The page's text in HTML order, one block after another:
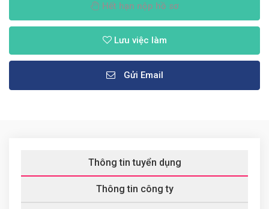
Hết hạn nộp hồ sơ
Lưu việc làm
Gửi Email
Thông tin tuyển dụng
Thông tin công ty